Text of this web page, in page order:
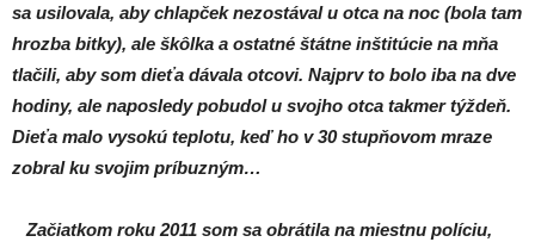
sa usilovala, aby chlapček nezostával u otca na noc (bola tam
hrozba bitky), ale škôlka a ostatné štátne inštitúcie na mňa
tlačili, aby som dieťa dávala otcovi. Najprv to bolo iba na dve
hodiny, ale naposledy pobudol u svojho otca takmer týždeň.
Dieťa malo vysokú teplotu, keď ho v 30 stupňovom mraze
zobral ku svojim príbuzným…
Začiatkom roku 2011 som sa obrátila na miestnu políciu,